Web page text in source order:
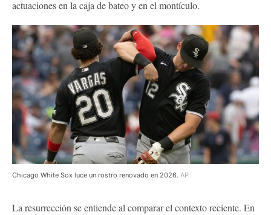
actuaciones en la caja de bateo y en el montículo.
Chicago White Sox luce un rostro renovado en 2026. AP
La resurrección se entiende al comparar el contexto reciente. En